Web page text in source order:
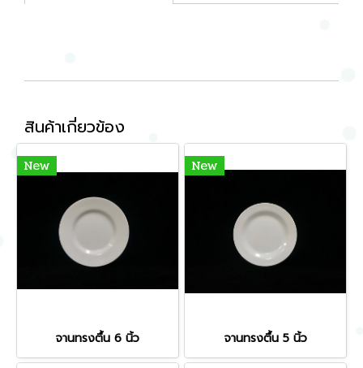
สินค้าเกี่ยวข้อง
New
จานทรงตื้น 6 นิ้ว
New
จานทรงตื้น 5 นิ้ว